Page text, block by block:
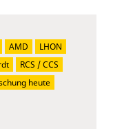
AMD
LHON
RCS / CCS
heute